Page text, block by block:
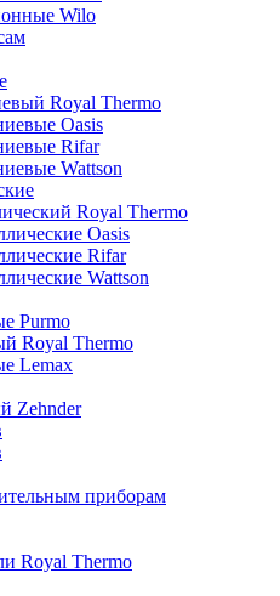
Wilo
Royal Thermo
Oasis
Rifar
Wattson
Royal Thermo
Oasis
Rifar
Wattson
Purmo
Royal Thermo
Lemax
Zehnder
приборам
Royal Thermo